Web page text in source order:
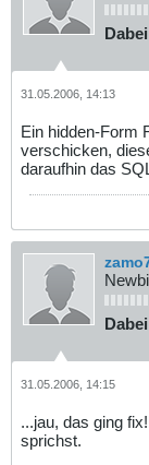
31.05.2006, 14:13
Ein hidden-Form
verschicken,
daraufhin das
31.05.2006, 14:15
...jau, das ging
sprichst.